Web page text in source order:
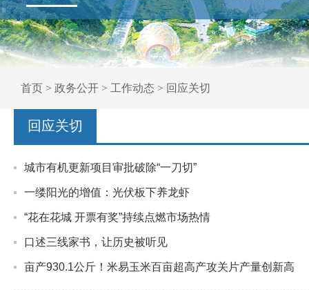
首页 > 政务公开 > 工作动态 > 回应关切
回应关切
城市有机更新项目审批破除“一刀切”
一缕阳光的增值：光伏板下养龙虾
“花在花城 开票有奖”持续点燃市场热情
口述三线家书，让历史被听见
亩产930.1公斤！米易玉米百亩超高产攻关片产量创新高